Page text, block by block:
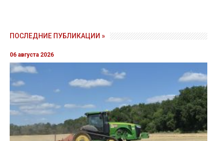
ПОСЛЕДНИЕ ПУБЛИКАЦИИ »
06 августа 2026